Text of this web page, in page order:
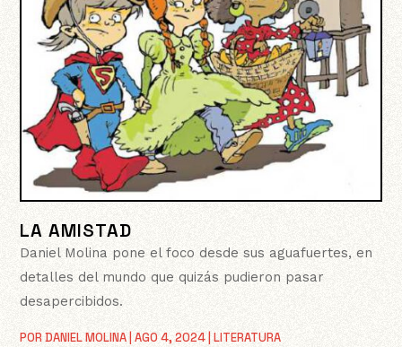
LA AMISTAD
PORDANIEL MOLINA |AGO 4, 2024 |LITERATURA
Daniel Molina pone el foco desde sus aguafuertes, en
detalles del mundo que quizás pudieron pasar
desapercibidos.